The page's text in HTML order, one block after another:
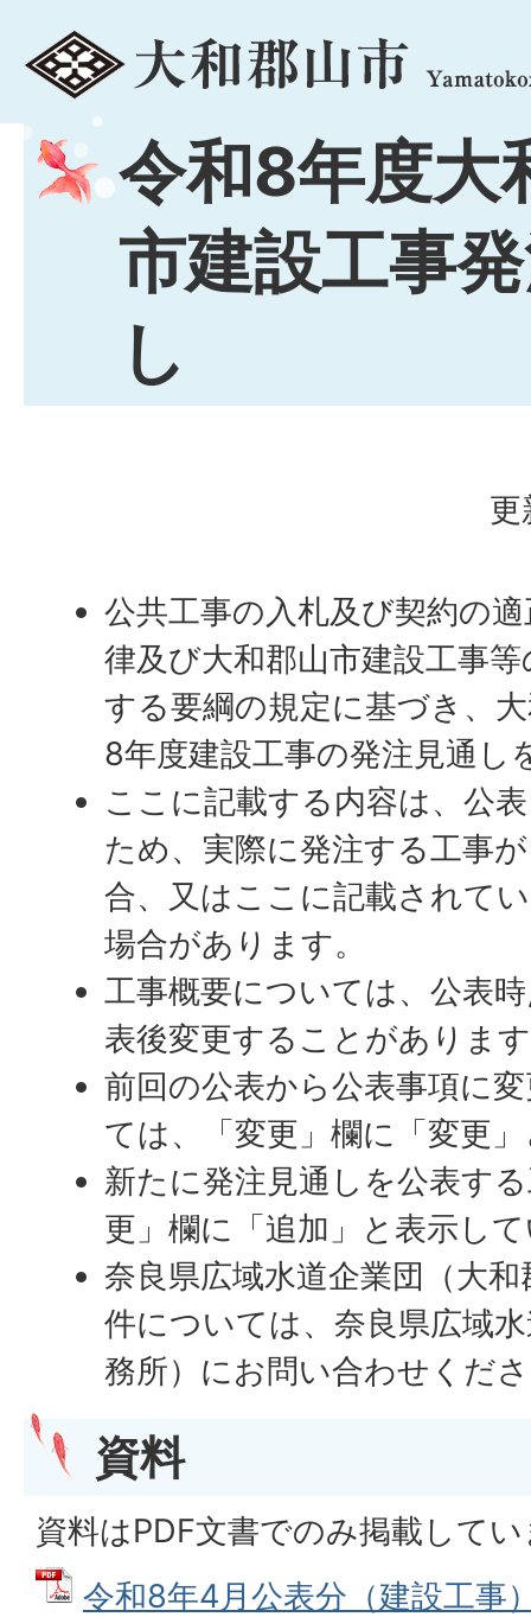
menu
令和8年度大
市建設工事
し
更
公共工事の入札及び契約の
律及び大和郡山市建設工事
する要綱の規定に基づき、
8年度建設工事の発注見通し
ここに記載する内容は、公
ため、実際に発注する工事
合、又はここに記載されて
場合があります。
工事概要については、公表
表後変更することがありま
前回の公表から公表事項に
ては、「変更」欄に「変更
新たに発注見通しを公表す
更」欄に「追加」と表示し
奈良県広域水道企業団（大
件については、奈良県広域
務所）にお問い合わせくだ
資料
資料はPDF文書でのみ掲載して
令和8年4月公表分（建設工事